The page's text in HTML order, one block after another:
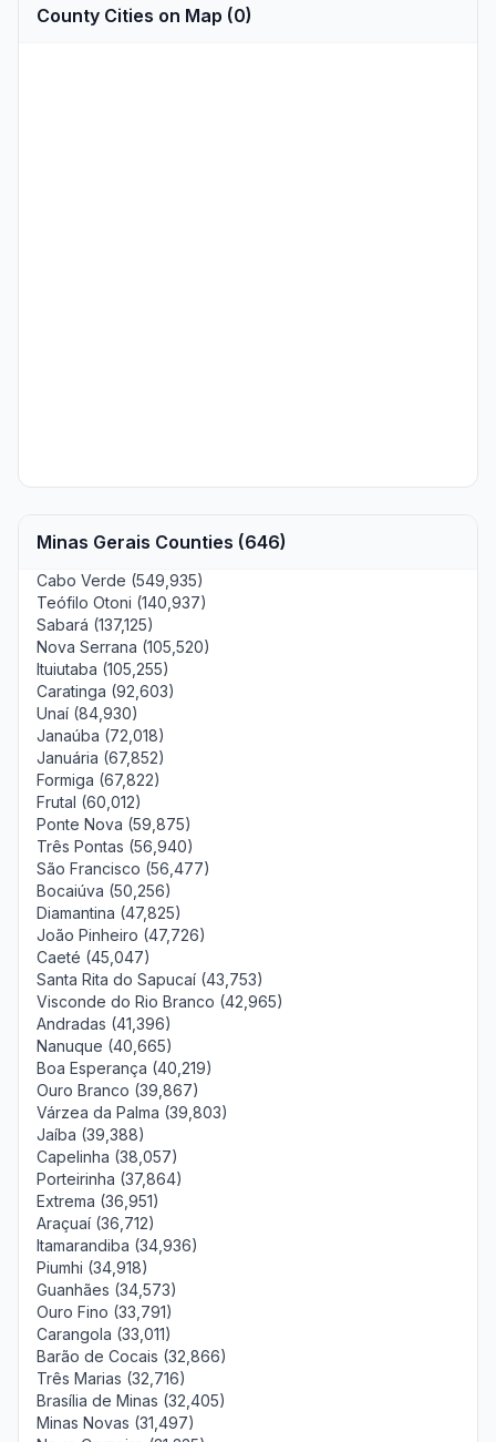
County Cities on Map (0)
Minas Gerais Counties (646)
Cabo Verde (549,935)
Teófilo Otoni (140,937)
Sabará (137,125)
Nova Serrana (105,520)
Ituiutaba (105,255)
Caratinga (92,603)
Unaí (84,930)
Janaúba (72,018)
Januária (67,852)
Formiga (67,822)
Frutal (60,012)
Ponte Nova (59,875)
Três Pontas (56,940)
São Francisco (56,477)
Bocaiúva (50,256)
Diamantina (47,825)
João Pinheiro (47,726)
Caeté (45,047)
Santa Rita do Sapucaí (43,753)
Visconde do Rio Branco (42,965)
Andradas (41,396)
Nanuque (40,665)
Boa Esperança (40,219)
Ouro Branco (39,867)
Várzea da Palma (39,803)
Jaíba (39,388)
Capelinha (38,057)
Porteirinha (37,864)
Extrema (36,951)
Araçuaí (36,712)
Itamarandiba (34,936)
Piumhi (34,918)
Guanhães (34,573)
Ouro Fino (33,791)
Carangola (33,011)
Barão de Cocais (32,866)
Três Marias (32,716)
Brasília de Minas (32,405)
Minas Novas (31,497)